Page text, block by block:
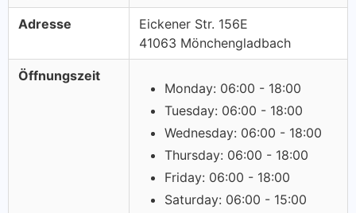
Adresse
Eickener Str. 156E
41063 Mönchengladbach
Öffnungszeit
Monday: 06:00 - 18:00
Tuesday: 06:00 - 18:00
Wednesday: 06:00 - 18:00
Thursday: 06:00 - 18:00
Friday: 06:00 - 18:00
Saturday: 06:00 - 15:00